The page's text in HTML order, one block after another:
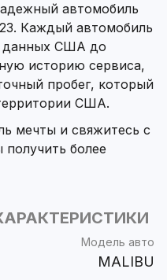
автомобиль
Каждый автомобиль
данных США до
историю сервиса,
пробег, который
США.
мечты и свяжитесь с
более
Модель авто
MALIBU